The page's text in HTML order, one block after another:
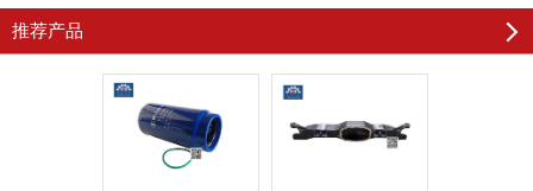
推荐产品